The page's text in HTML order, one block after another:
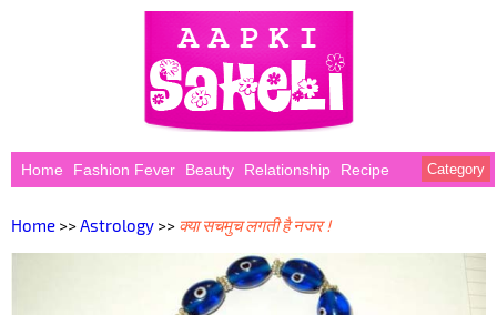
Home Fashion Fever Beauty Relationship Recipe Category
Home >>Astrology >> क्या सचमुच लगती है नजर !